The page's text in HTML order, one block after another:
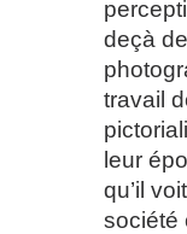
deçà
travail
leur
qu’il
société